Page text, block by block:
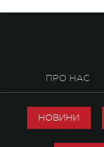
ПРО НАС
НОВИНИ